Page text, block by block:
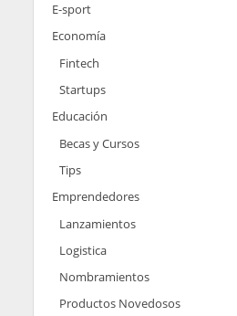
E-sport
Economía
Fintech
Startups
Educación
Becas y Cursos
Tips
Emprendedores
Lanzamientos
Logistica
Nombramientos
Productos Novedosos